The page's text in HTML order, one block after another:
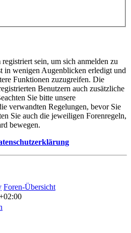
sein, um sich anmelden zu
in wenigen Augenblicken erledigt und
Funktionen zuzugreifen. Die
Benutzern auch zusätzliche
Sie bitte unsere
verwandten Regelungen, bevor Sie
Sie auch die jeweiligen Forenregeln,
bewegen.
Foren-Übersicht